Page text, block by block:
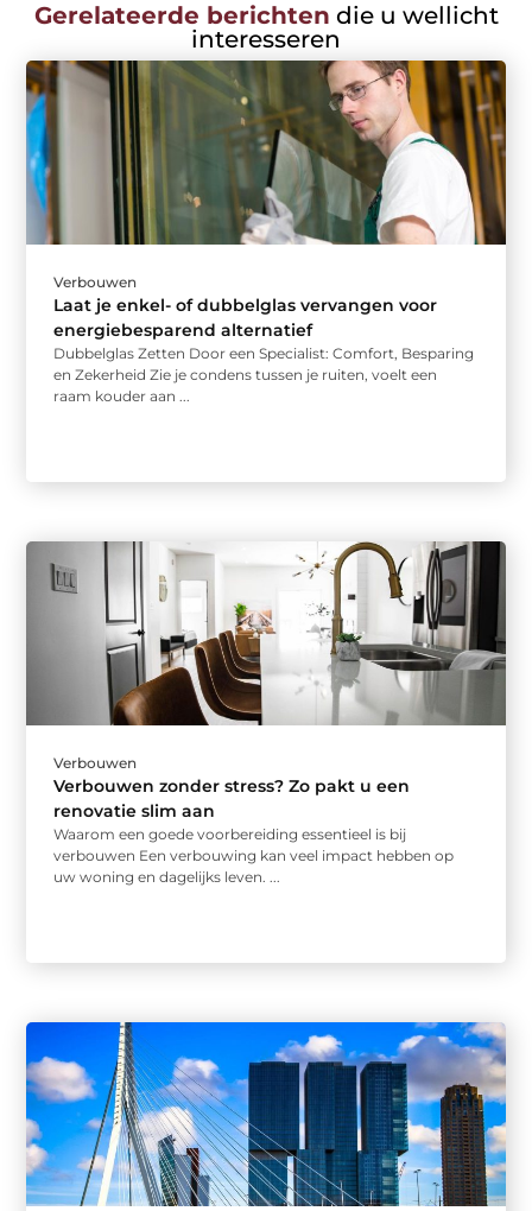
Gerelateerde berichten die u wellicht
interesseren
Verbouwen
Laat je enkel- of dubbelglas vervangen voor
energiebesparend alternatief
Dubbelglas Zetten Door een Specialist: Comfort, Besparing
en Zekerheid Zie je condens tussen je ruiten, voelt een
raam kouder aan ...
Verbouwen
Verbouwen zonder stress? Zo pakt u een
renovatie slim aan
Waarom een goede voorbereiding essentieel is bij
verbouwen Een verbouwing kan veel impact hebben op
uw woning en dagelijks leven. ...